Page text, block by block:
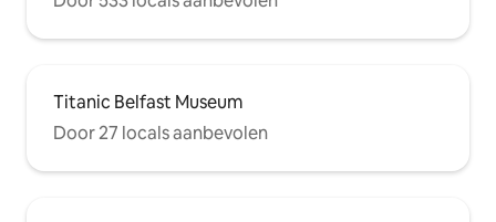
Titanic Belfast Museum
Door 27 locals aanbevolen